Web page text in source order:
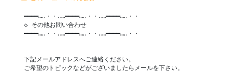
━━━━…‥・・‥…━━━━…‥・・‥…━━━━…‥・・
◇ その他お問い合わせ
━━━━…‥・・‥…━━━━…‥・・‥…━━━━…‥・・
下記メールアドレスへご連絡ください。
ご希望のトピックなどがございましたらメールを下さい。